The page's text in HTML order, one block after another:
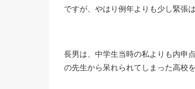
ですが、やはり例年よりも少し緊張
長男は、中学生当時の私よりも内申
の先生から呆れられてしまった高校